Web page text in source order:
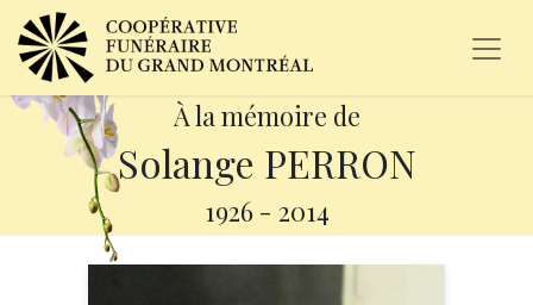
À la mémoire de
Solange PERRON
1926 - 2014